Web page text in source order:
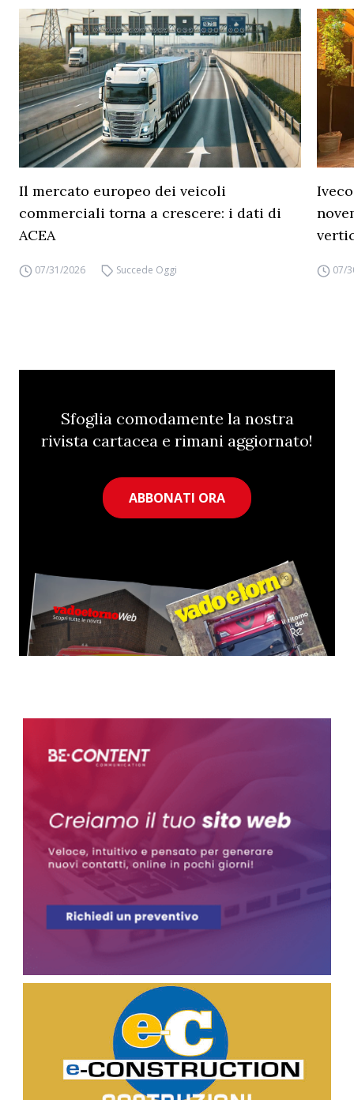
Il mercato europeo dei veicoli
commerciali torna a crescere: i dati di
ACEA
07/31/2026 Succede Oggi 07/
Sfoglia comodamente la nostra
rivista cartacea e rimani aggiornato!
ABBONATI ORA